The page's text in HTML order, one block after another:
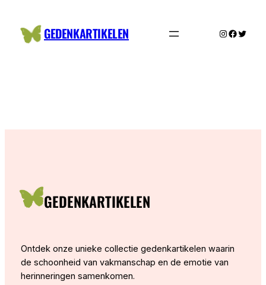
GEDENKARTIKELEN Instagram
Twitter
GEDENKARTIKELEN
Ontdek onze unieke collectie gedenkartikelen waarin
de schoonheid van vakmanschap en de emotie van
herinneringen samenkomen.